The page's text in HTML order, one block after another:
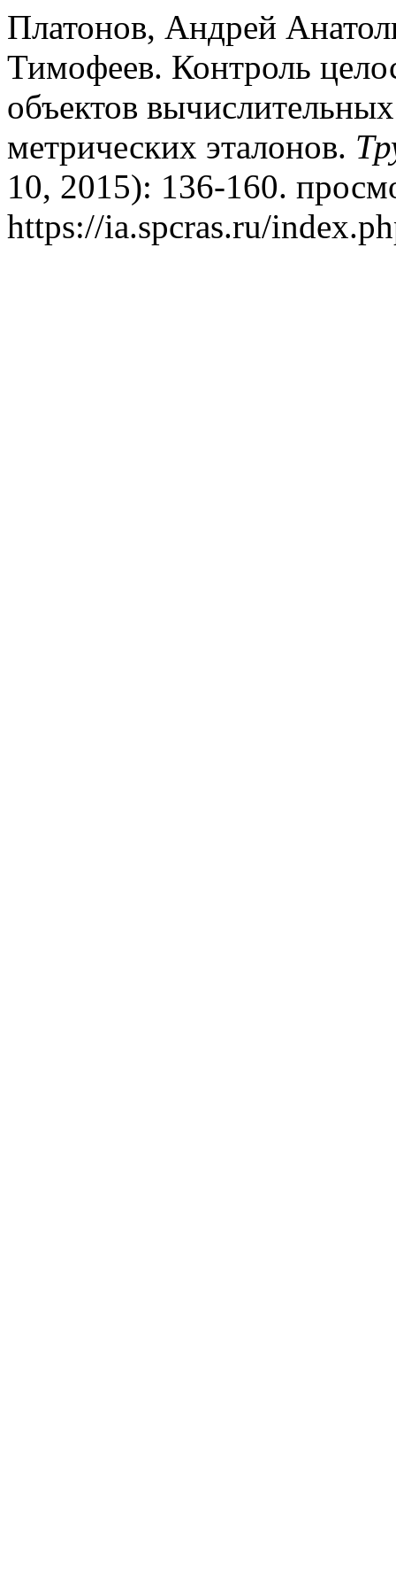
Платонов, Андрей
Тимофеев. Контроль
объектов
метрических эталонов.
10, 2015): 136-160.
https://ia.spcras.ru/